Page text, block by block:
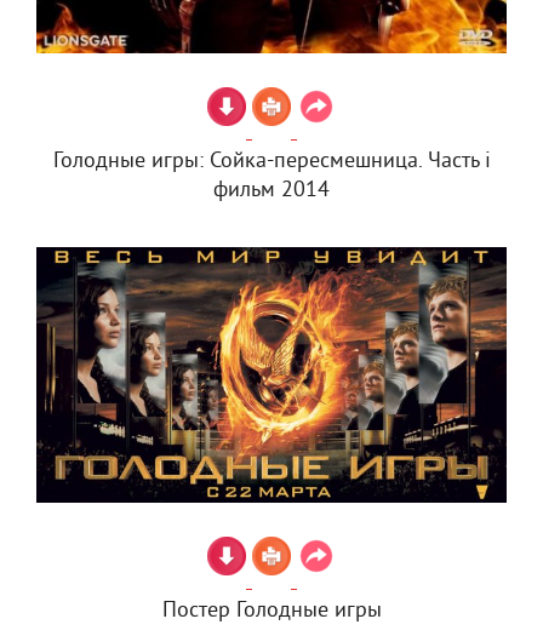
Голодные игры: Сойка-пересмешница. Часть i
фильм 2014
Постер Голодные игры